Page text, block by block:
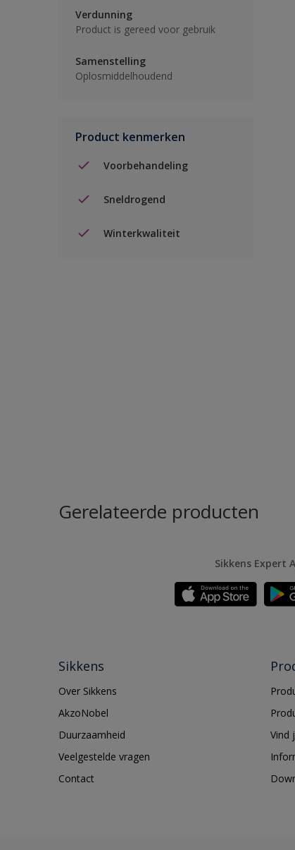
Verdunning
Product is gereed voor gebruik
Samenstelling
Oplosmiddelhoudend
Product kenmerken
Voorbehandeling
Sneldrogend
Winterkwaliteit
Gerelateerde producten
Sikkens Expert
Sikkens
Over Sikkens
AkzoNobel
Duurzaamheid
Veelgestelde vragen
Contact
Vind